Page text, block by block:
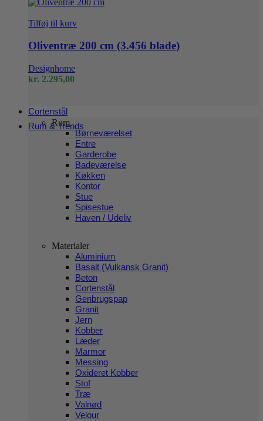
Tilføj til kurv
Oliventræ 200 cm (3.456 blade)
Designhome
kr. 2.295,00
Cortenstål
Rum & Trends
Rum
Børneværelset
Entre
Garderobe
Badeværelse
Køkken
Kontor
Stue
Spisestue
Haven / Udeliv
Materialer
Aluminium
Basalt (Vulkansk Granit)
Beton
Cortenstål
Genbrugspap
Granit
Jern
Kobber
Læder
Marmor
Messing
Oxideret Kobber
Stof
Træ
Valnød
Velour